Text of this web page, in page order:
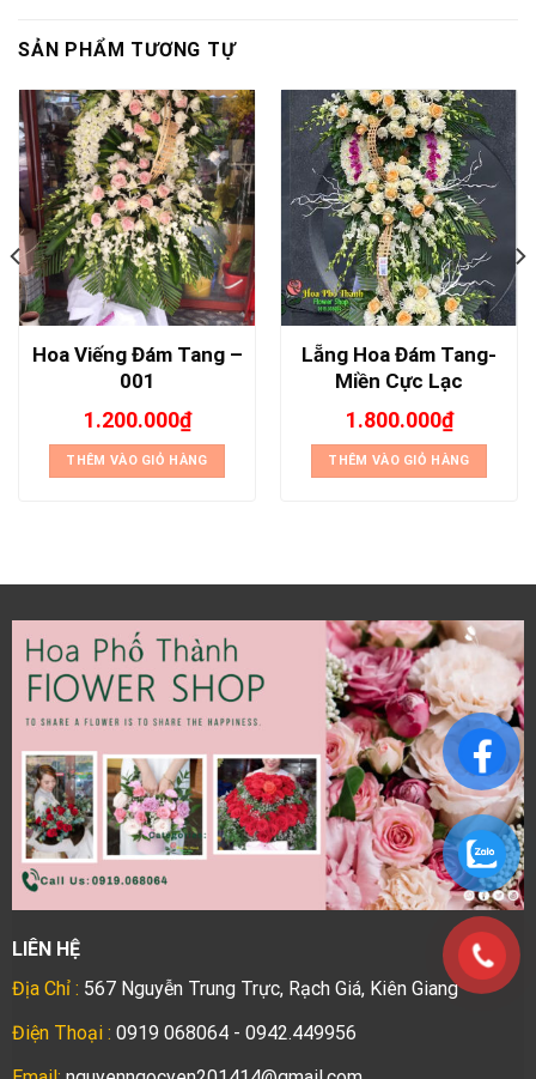
SẢN PHẨM TƯƠNG TỰ
Hoa Viếng Đám Tang –
001
1.200.000₫
THÊM VÀO GIỎ HÀNG
Lẵng Hoa Đám Tang-
Miền Cực Lạc
1.800.000₫
THÊM VÀO GIỎ HÀNG
LIÊN HỆ
Địa Chỉ : 567 Nguyễn Trung Trực, Rạch Giá, Kiên Giang
Điện Thoại : 0919 068064 - 0942.449956